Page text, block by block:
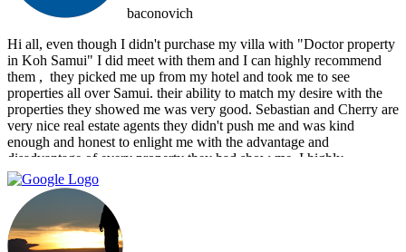
baconovich
Hi all, even though I didn't purchase my villa with "Doctor property
in Koh Samui" I did meet with them and I can highly recommend
them , ‏ they picked me up from my hotel and took me to see
properties all over Samui. their ability to match my desire with the
properties they showed me was very good. Sebastian and Cherry are
very nice real estate agents they didn't push me and was kind
enough and honest to enlight me with the advantage and
disadvantage of every property they had show me. I highly
recommend them and I hope that we can do business in the future